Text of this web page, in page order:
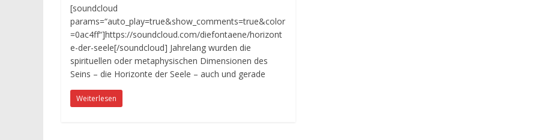
[soundcloud
params=“auto_play=true&show_comments=true&color
=0ac4ff“]https://soundcloud.com/diefontaene/horizont
e-der-seele[/soundcloud] Jahrelang wurden die
spirituellen oder metaphysischen Dimensionen des
Seins – die Horizonte der Seele – auch und gerade
Weiterlesen